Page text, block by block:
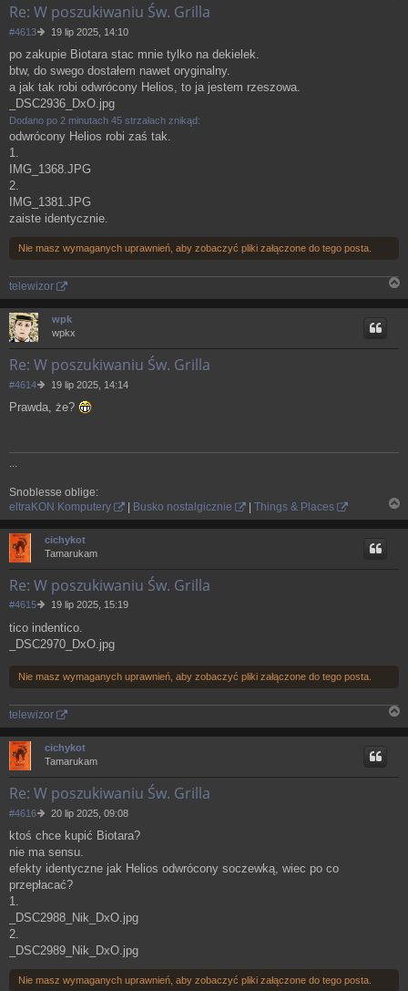
Re: W poszukiwaniu Św. Grilla
#4613
P
s
19 lip 2025, 14:10
po zakupie Biotara stac mnie tylko na dekielek.
btw, do swego dostałem nawet oryginalny.
a jak tak robi odwrócony Helios, to ja jestem rzeszowa.
_DSC2936_DxO.jpg
Dodano po 2 minutach 45 strzałach znikąd:
odwrócony Helios robi zaś tak.
1.
IMG_1368.JPG
2.
IMG_1381.JPG
zaiste identycznie.
Nie masz wymaganych uprawnień, aby zobaczyć pliki załączone do tego posta.
telewizor
a
wpk
wpkx
Re: W poszukiwaniu Św. Grilla
#4614
P
s
19 lip 2025, 14:14
Prawda, że?
Snoblesse oblige:
eltraKON Komputery
| Busko nostalgicznie | Things & Places
a
cichykot
Tamarukam
Re: W poszukiwaniu Św. Grilla
#4615
P
s
t
19 lip 2025, 15:19
tico indentico.
_DSC2970_DxO.jpg
Nie masz wymaganych uprawnień, aby zobaczyć pliki załączone do tego posta.
telewizor
a
r
cichykot
Tamarukam
Re: W poszukiwaniu Św. Grilla
#4616
P
s
t
20 lip 2025, 09:08
ktoś chce kupić Biotara?
nie ma sensu.
efekty identyczne jak Helios odwrócony soczewką, wiec po co
przepłacać?
1.
_DSC2988_Nik_DxO.jpg
2.
_DSC2989_Nik_DxO.jpg
Nie masz wymaganych uprawnień, aby zobaczyć pliki załączone do tego posta.